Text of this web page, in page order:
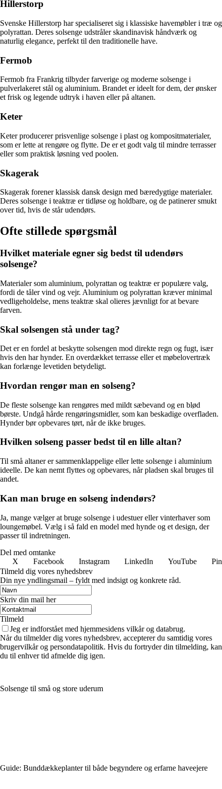
Hillerstorp
Svenske Hillerstorp har specialiseret sig i klassiske havemøbler i træ og
polyrattan. Deres solsenge udstråler skandinavisk håndværk og
naturlig elegance, perfekt til den traditionelle have.
Fermob
Fermob fra Frankrig tilbyder farverige og moderne solsenge i
pulverlakeret stål og aluminium. Brandet er ideelt for dem, der ønsker
et frisk og legende udtryk i haven eller på altanen.
Keter
Keter producerer prisvenlige solsenge i plast og kompositmaterialer,
som er lette at rengøre og flytte. De er et godt valg til mindre terrasser
eller som praktisk løsning ved poolen.
Skagerak
Skagerak forener klassisk dansk design med bæredygtige materialer.
Deres solsenge i teaktræ er tidløse og holdbare, og de patinerer smukt
over tid, hvis de står udendørs.
Ofte stillede spørgsmål
Hvilket materiale egner sig bedst til udendørs
solsenge?
Materialer som aluminium, polyrattan og teaktræ er populære valg,
fordi de tåler vind og vejr. Aluminium og polyrattan kræver minimal
vedligeholdelse, mens teaktræ skal olieres jævnligt for at bevare
farven.
Skal solsengen stå under tag?
Det er en fordel at beskytte solsengen mod direkte regn og fugt, især
hvis den har hynder. En overdækket terrasse eller et møbelovertræk
kan forlænge levetiden betydeligt.
Hvordan rengør man en solseng?
De fleste solsenge kan rengøres med mildt sæbevand og en blød
børste. Undgå hårde rengøringsmidler, som kan beskadige overfladen.
Hynder bør opbevares tørt, når de ikke bruges.
Hvilken solseng passer bedst til en lille altan?
Til små altaner er sammenklappelige eller lette solsenge i aluminium
ideelle. De kan nemt flyttes og opbevares, når pladsen skal bruges til
andet.
Kan man bruge en solseng indendørs?
Ja, mange vælger at bruge solsenge i udestuer eller vinterhaver som
loungemøbel. Vælg i så fald en model med hynde og et design, der
passer til indretningen.
Del med omtanke
X
Facebook Instagram LinkedIn YouTube
Tilmeld dig vores nyhedsbrev
Din nye yndlingsmail – fyldt med indsigt og konkrete råd.
Skriv din mail her
Tilmeld
Jeg er indforstået med hjemmesidens vilkår og databrug.
Når du tilmelder dig vores nyhedsbrev, accepterer du samtidig vores
brugervilkår og persondatapolitik. Hvis du fortryder din tilmelding, kan
du til enhver tid afmelde dig igen.
Solsenge til små og store uderum
Guide: Bunddækkeplanter til både begyndere og erfarne haveejere